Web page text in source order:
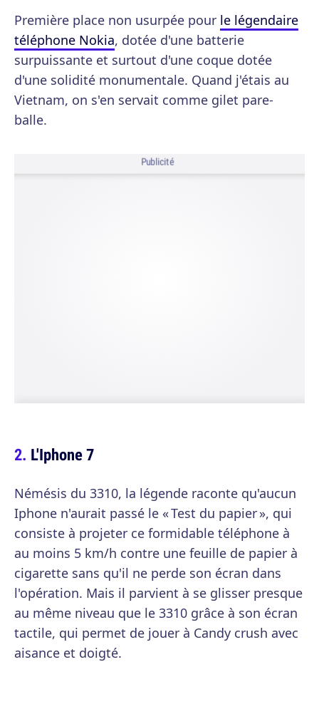
Première place non usurpée pour le légendaire
téléphone Nokia, dotée d'une batterie
surpuissante et surtout d'une coque dotée
d'une solidité monumentale. Quand j'étais au
Vietnam, on s'en servait comme gilet pare-
balle.
Publicité
L'Iphone 7
Némésis du 3310, la légende raconte qu'aucun
Iphone n'aurait passé le « Test du papier », qui
consiste à projeter ce formidable téléphone à
au moins 5 km/h contre une feuille de papier à
cigarette sans qu'il ne perde son écran dans
l'opération. Mais il parvient à se glisser presque
au même niveau que le 3310 grâce à son écran
tactile, qui permet de jouer à Candy crush avec
aisance et doigté.